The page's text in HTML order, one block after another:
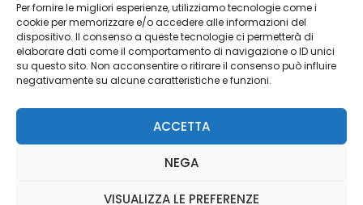
Per fornire le migliori esperienze, utilizziamo tecnologie come i
cookie per memorizzare e/o accedere alle informazioni del
dispositivo. Il consenso a queste tecnologie ci permetterà di
elaborare dati come il comportamento di navigazione o ID unici
su questo sito. Non acconsentire o ritirare il consenso può influire
negativamente su alcune caratteristiche e funzioni.
ACCETTA
NEGA
VISUALIZZA LE PREFERENZE
Cookie Policy
Risorse Aggiuntive